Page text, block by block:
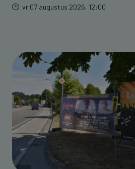
vr 07 augustus 2026, 12:00